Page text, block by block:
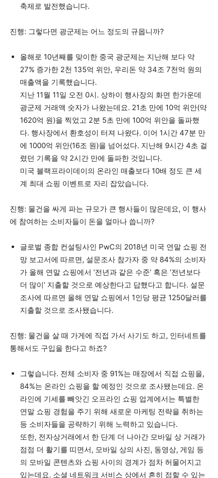
축제로 발전했습니다.
진행: 그렇다면 광군제는 어느 정도의 규몹니까?
올해로 10년째를 맞이한 중국 광군제는 지난해 보다 약
27% 증가한 2천 135억 위안, 우리돈 약 34조 7천억 원의
매출액을 기록했습니다.
지난 11월 11일 오전 0시. 상하이 행사장의 화면 한가운데
광군제 거래액 숫자가 나왔는데요. 21초 만에 10억 위안(약
1620억 원)을 찍었고 2분 5초 만에 100억 위안을 돌파했
다. 행사장에서 환호성이 터져 나왔다. 이어 1시간 47분 만
에 1000억 위안(16조 원)을 넘어섰다. 지난해 9시간 4초 걸
렸던 기록을 약 2시간 만에 돌파한 것입니다.
미국 블랙프라이데이의 온라인 매출보다 10배 정도 큰 세
계 최대 쇼핑 이벤트로 자리 잡았습니다.
진행: 물건을 싸게 파는 규모가 큰 행사들이 많은데요, 이 행사
에 참여하는 소비자들이 돈을 얼마나 씁니까?
글로벌 종합 컨설팅사인 PwC의 2018년 미국 연말 쇼핑 전
망 보고서에 따르면, 설문조사 참가자 중 약 84%의 소비자
가 올해 연말 쇼핑에서 ‘전년과 같은 수준’ 혹은 ‘전년보다
더 많이’ 지출할 것으로 예상한다고 답했다고 합니다. 설문
조사에 따르면 올해 연말 쇼핑에서 1인당 평균 1250달러를
지출할 것으로 조사됐습니다.
진행: 물건을 살 때 가게에 직접 가서 사기도 하고, 인터네트를
통해서도 구입을 한다고 하죠?
그렇습니다. 전체 소비자 중 91%는 매장에서 직접 쇼핑을,
84%는 온라인 쇼핑을 할 예정인 것으로 조사됐는데요. 온
라인에 기세를 빼앗긴 오프라인 쇼핑 업계에서는 특별한
연말 쇼핑 경험을 주기 위해 새로운 마케팅 전략을 취하는
등 소비자들을 공략하기 위해 노력하고 있습니다.
또한, 전자상거래에서 한 단계 더 나아간 모바일 상 거래가
점점 더 활기를 띠면서, 모바일 상의 사진, 동영상, 게임 등
의 모바일 콘텐츠와 쇼핑 사이의 경계가 점차 허물어지고
있는데요. 소셜 네트워크 서비스 상에서 흔히 접할 수 있는